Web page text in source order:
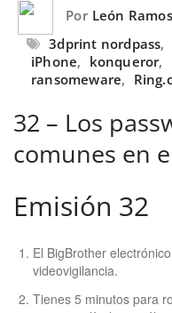
Por León Ramos
3dprint nordpass,
iPhone, konqueror,
ransomeware,
32 – Los
comunes en
Emisión 32
El BigBrother
videovigilancia.
Tienes 5 minutos para